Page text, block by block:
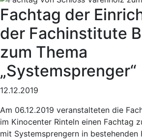
Fachtag der
der Fachinstitute
zum Thema
„Systemsprenger“
12.12.2019
Am 06.12.2019 veranstalteten die
im Kinocenter Rinteln einen Fachtag
mit Systemsprengern in bestehenden